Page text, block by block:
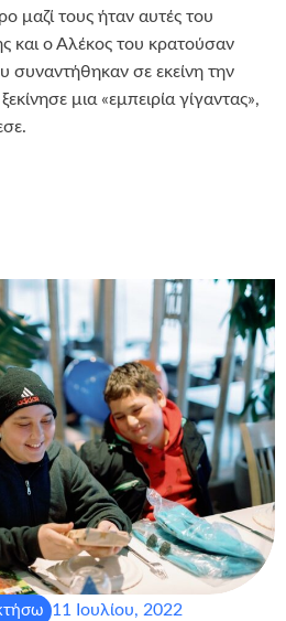
μαζί τους ήταν αυτές του
και ο Αλέκος του κρατούσαν
συναντήθηκαν σε εκείνη την
μια «εμπειρία γίγαντας»,
11 Ιουλίου, 2022